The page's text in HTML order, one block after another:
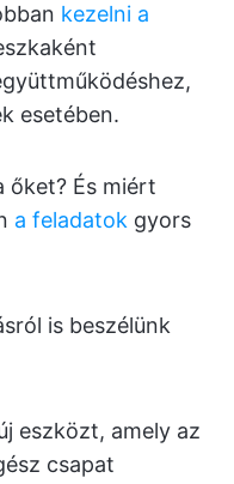
kezelni a
esetében.
őket? És miért
a feladatok gyors
is beszélünk
eszközt, amely az
csapat